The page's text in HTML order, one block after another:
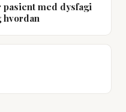
pasient med dysfagi
hvordan